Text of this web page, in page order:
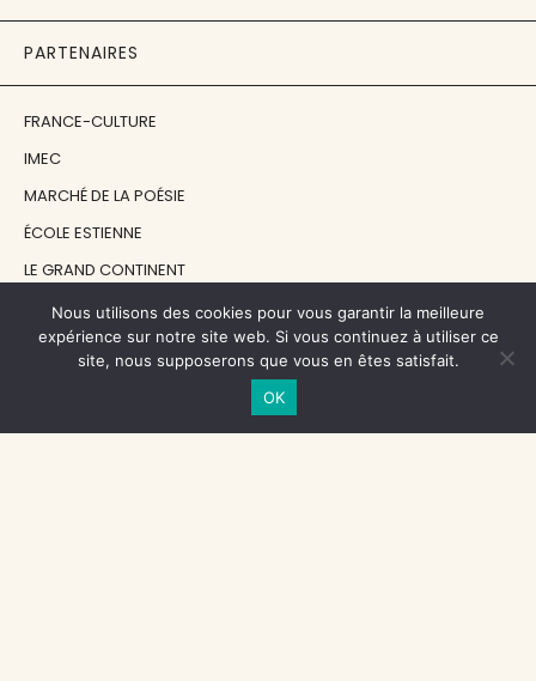
PARTENAIRES
FRANCE-CULTURE
IMEC
MARCHÉ DE LA POÉSIE
ÉCOLE ESTIENNE
LE GRAND CONTINENT
DIACRITIK
EN ATTENDANT NADEAU
Nous utilisons des cookies pour vous garantir la meilleure
expérience sur notre site web. Si vous continuez à utiliser ce
site, nous supposerons que vous en êtes satisfait.
OK